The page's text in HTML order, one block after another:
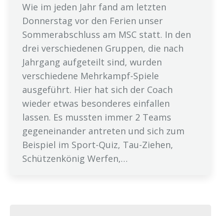
Wie im jeden Jahr fand am letzten
Donnerstag vor den Ferien unser
Sommerabschluss am MSC statt. In den
drei verschiedenen Gruppen, die nach
Jahrgang aufgeteilt sind, wurden
verschiedene Mehrkampf-Spiele
ausgeführt. Hier hat sich der Coach
wieder etwas besonderes einfallen
lassen. Es mussten immer 2 Teams
gegeneinander antreten und sich zum
Beispiel im Sport-Quiz, Tau-Ziehen,
Schützenkönig Werfen,…